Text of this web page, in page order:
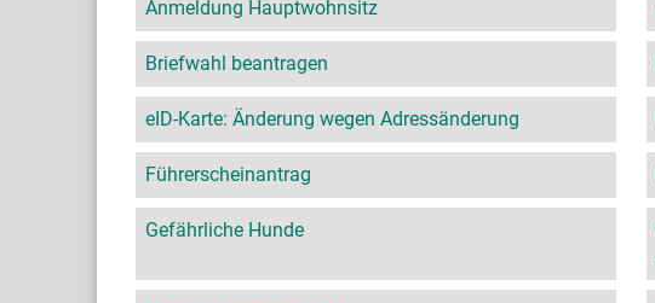
Anmeldung Hauptwohnsitz
Briefwahl beantragen
eID-Karte: Änderung wegen Adressänderung
Führerscheinantrag
Gefährliche Hunde